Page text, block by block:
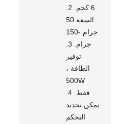
السعة 50
جرام -150
جرام. 3.
توفير
الطاقة ،
500W
فقط. 4.
يمكن تحديد
التحكم